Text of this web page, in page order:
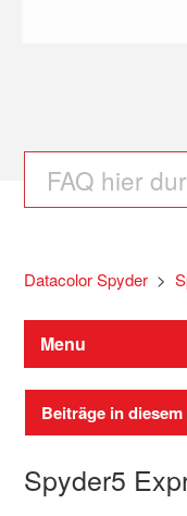
Datacolor Spyder
Menu
Beiträge in
Spyder5